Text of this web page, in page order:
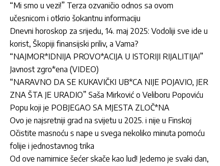
“Mi smo u vezi!” Terza ozvaničio odnos sa ovom
učesnicom i otkrio šokantnu informaciju
Dnevni horoskop za srijedu, 14. maj 2025: Vodoliji sve ide u
korist, Škopiji finansijski priliv, a Vama?
“NAJMOR*IDNIJA PROVO*ACIJA U ISTORIJI RIJALITIJA!”
Javnost zgro*ena (VIDEO)
“NARAVNO DA SE KUKAVIČKI UB*CA NIJE POJAVIO, JER
ZNA ŠTA JE URADIO” Saša Mirković o Veliboru Popoviću
Popu koji je POBJEGAO SA MJESTA ZLOČ*NA
Ovo je najsretniji grad na svijetu u 2025. i nije u Finskoj
Očistite masnoću s nape u svega nekoliko minuta pomoću
folije i jednostavnog trika
Od ove namirnice šećer skače kao lud! Jedemo je svaki dan,